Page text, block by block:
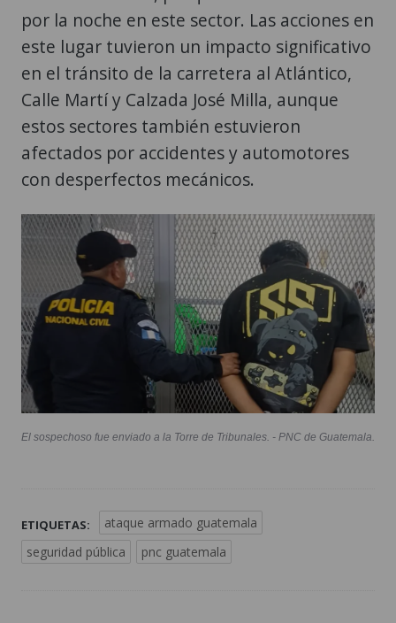
por la noche en este sector. Las acciones en
este lugar tuvieron un impacto significativo
en el tránsito de la carretera al Atlántico,
Calle Martí y Calzada José Milla, aunque
estos sectores también estuvieron
afectados por accidentes y automotores
con desperfectos mecánicos.
El sospechoso fue enviado a la Torre de Tribunales. - PNC de Guatemala.
ETIQUETAS:
ataque armado guatemala
seguridad pública
pnc guatemala